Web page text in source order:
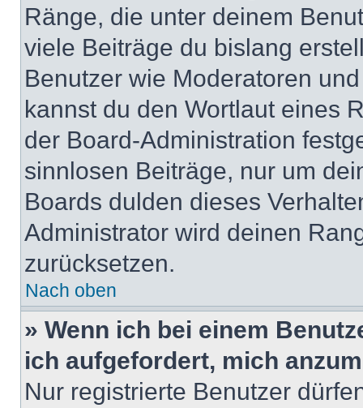
Ränge, die unter deinem
viele Beiträge du bislang
Benutzer wie Moderatoren
kannst du den Wortlaut eines
der Board-Administration
sinnlosen Beiträge, nur um
Boards dulden dieses
Administrator wird deinen
zurücksetzen.
Nach oben
» Wenn ich bei einem
ich aufgefordert, mich
Nur registrierte Benutzer